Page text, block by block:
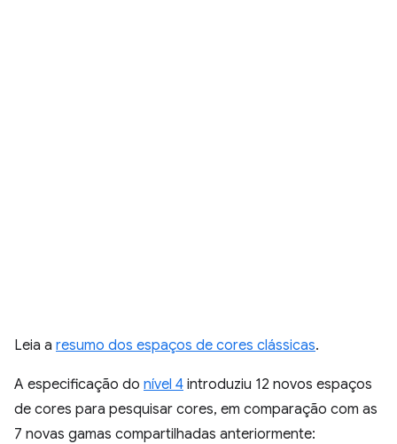
Leia a resumo dos espaços de cores clássicas.
A especificação do nível 4 introduziu 12 novos espaços
de cores para pesquisar cores, em comparação com as
7 novas gamas compartilhadas anteriormente: